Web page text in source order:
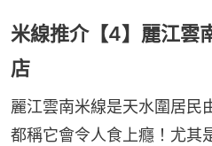
米線推介【4】麗江
店
麗江雲南米線是天水圍居民
都稱它會令人食上癮！尤其